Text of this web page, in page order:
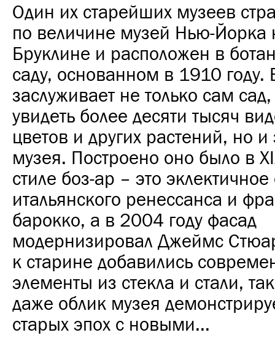
Один их старейших музеев
по величине музей Нью-Йорка
Бруклине и расположен в
саду, основанном в 1910
заслуживает не только сам
увидеть более десяти тысяч
цветов и других растений, но
музея. Построено оно было в
стиле боз-ар – это
итальянского ренессанса и
барокко, а в 2004 году фасад
модернизировал Джеймс
к старине добавились
элементы из стекла и стали,
даже облик музея
старых эпох с новыми...